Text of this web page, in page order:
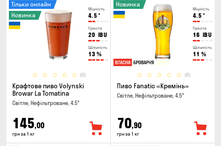
Міцність
4.5 °
Гіркота
20 IBU
Щільність
13 %
(0)
Тільки онлайн
Новинка
Крафтове пиво Volynski
Browar La Tomatina
Світле, Нефільтроване, 4.5°
145,00
грн за 1 кг
Міцність
4.5 °
Гіркота
16 IBU
Щільність
11 %
(0)
Новинка
Пиво Fanatic «Кремінь»
Світле, Нефільтроване, 4.5°
70,90
грн за 1 кг